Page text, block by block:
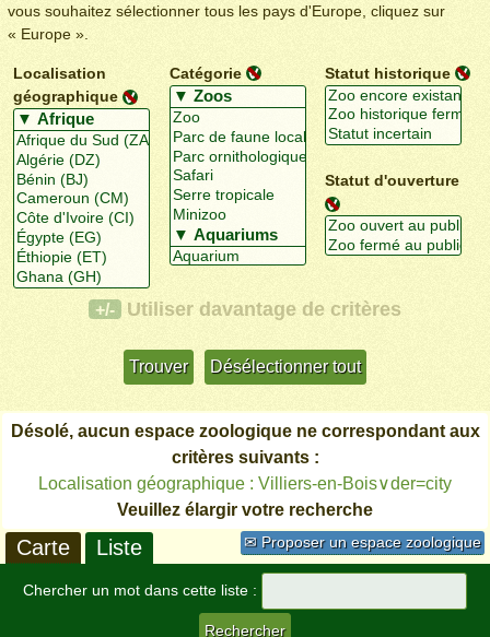
vous souhaitez sélectionner tous les pays d'Europe, cliquez sur
« Europe ».
Localisation
géographique
Catégorie Statut historique
Statut d'ouverture
+/- Utiliser davantage de critères
Désolé, aucun espace zoologique ne correspondant aux
critères suivants :
Localisation géographique : Villiers-en-Bois∨der=city
Veuillez élargir votre recherche
✉ Proposer un espace zoologique
Carte Liste
Chercher un mot dans cette liste :